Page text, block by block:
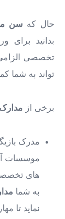
حال که سن
بدانید برای
تخصصی
‌تواند به شما
برخی از
مدرک
موسسات
های
به شما
نماید تا